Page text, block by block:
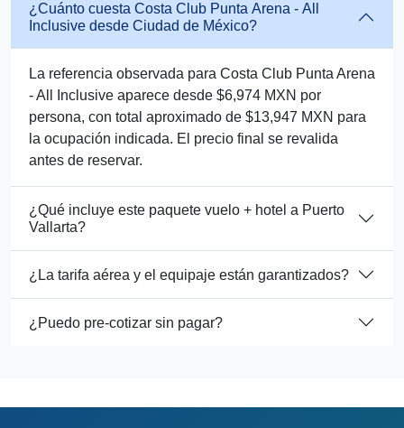
¿Cuánto cuesta Costa Club Punta Arena - All
Inclusive desde Ciudad de México?
La referencia observada para Costa Club Punta Arena
- All Inclusive aparece desde $6,974 MXN por
persona, con total aproximado de $13,947 MXN para
la ocupación indicada. El precio final se revalida
antes de reservar.
¿Qué incluye este paquete vuelo + hotel a Puerto
Vallarta?
¿La tarifa aérea y el equipaje están garantizados?
¿Puedo pre-cotizar sin pagar?